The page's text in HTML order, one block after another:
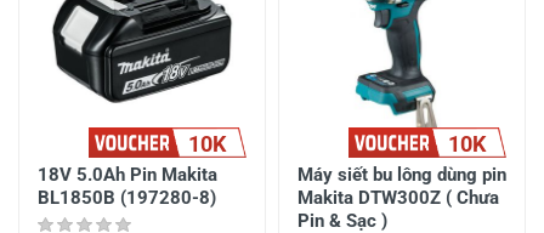
10K
18V 5.0Ah Pin Makita
BL1850B (197280-8)
10K
Máy siết bu lông dùng pin
Makita DTW300Z ( Chưa
Pin & Sạc )